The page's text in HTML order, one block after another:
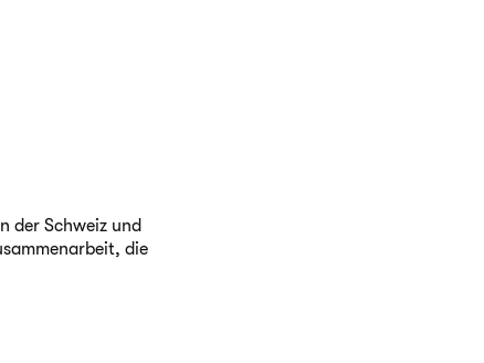
der Schweiz und
die